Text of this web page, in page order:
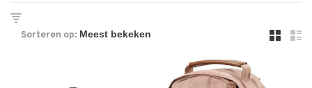
Sorteren op: